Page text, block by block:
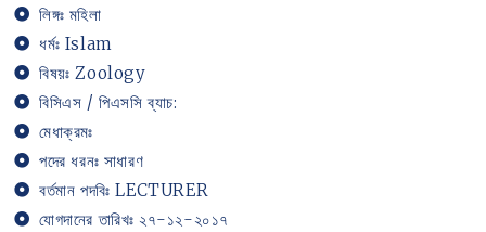
লিঙ্গঃ মহিলা
ধর্মঃ Islam
বিষয়ঃ Zoology
বিসিএস / পিএসসি ব্যাচ:
মেধাক্রমঃ
পদের ধরনঃ সাধারণ
বর্তমান পদবিঃ LECTURER
যোগদানের তারিখঃ ২৭-১২-২০১৭